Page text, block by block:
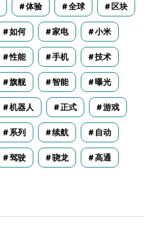
体验 全球 区块
如何 家电 小米
性能 手机 技术
旗舰 智能 曝光
机器人 正式 游戏
系列 续航 自动
驾驶 骁龙 高通